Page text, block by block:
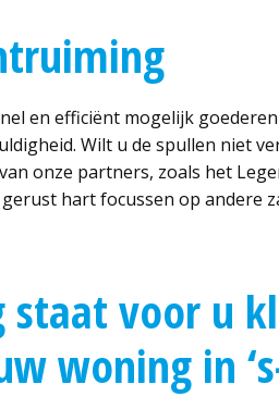
en efficiënt mogelijk
Wilt u de spullen niet
onze partners, zoals het
hart focussen op andere
voor u
woning in